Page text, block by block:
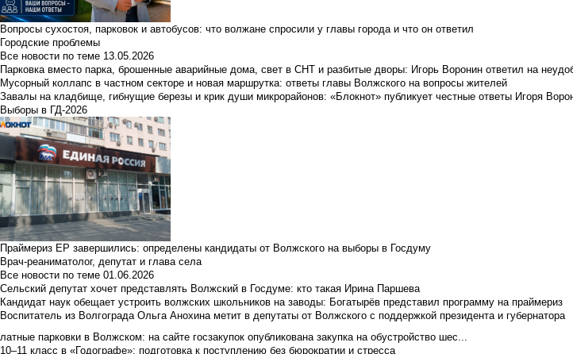
Вопросы сухостоя, парковок и автобусов: что волжане спросили у главы города и что он ответил
Городские проблемы
Все новости по теме 13.05.2026
Парковка вместо парка, брошенные аварийные дома, свет в СНТ и разбитые дворы: Игорь Воронин ответил на
Мусорный коллапс в частном секторе и новая маршрутка: ответы главы Волжского на вопросы жителей
Завалы на кладбище, гибнущие березы и крик души микрорайонов: «Блокнот» публикует честные ответы Игоря
Выборы в ГД-2026
Праймериз ЕР завершились: определены кандидаты от Волжского на выборы в Госдуму
Врач-реаниматолог, депутат и глава села
Все новости по теме 01.06.2026
Сельский депутат хочет представлять Волжский в Госдуме: кто такая Ирина Паршева
Кандидат наук обещает устроить волжских школьников на заводы: Богатырёв представил программу на праймериз
Воспитатель из Волгограда Ольга Анохина метит в депутаты от Волжского с поддержкой президента и губернатора
латные парковки в Волжском: на сайте госзакупок опубликована закупка на обустройство шес...
10–11 класс в «Годографе»: подготовка к поступлению без бюрократии и стресса